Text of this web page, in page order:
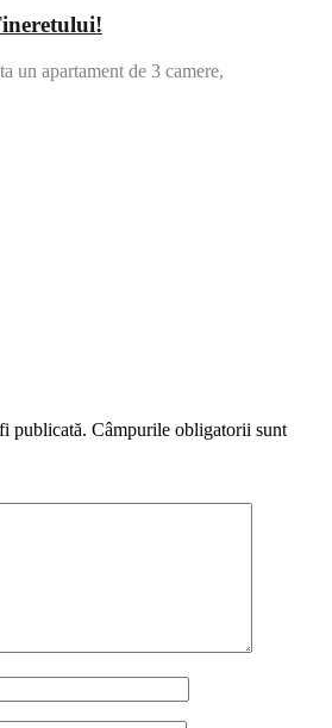
un apartament de 3 camere,
publicată. Câmpurile obligatorii sunt